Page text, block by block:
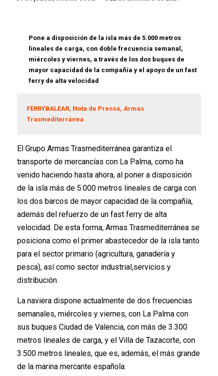
Pone a disposición de la isla más de 5.000 metros
lineales de carga, con doble frecuencia semanal,
miércoles y viernes, a través de los dos buques de
mayor capacidad de la compañía y el apoyo de un fast
ferry de alta velocidad
FERRYBALEAR, Nota de Prensa, Armas
Trasmediterránea
El Grupo Armas Trasmediterránea garantiza el
transporte de mercancías con La Palma, como ha
venido haciendo hasta ahora, al poner a disposición
de la isla más de 5.000 metros lineales de carga con
los dos barcos de mayor capacidad de la compañía,
además del refuerzo de un fast ferry de alta
velocidad. De esta forma, Armas Trasmediterránea se
posiciona como el primer abastecedor de la isla tanto
para el sector primario (agricultura, ganadería y
pesca), así como sector industrial,servicios y
distribución.
La naviera dispone actualmente de dos frecuencias
semanales, miércoles y viernes, con La Palma con
sus buques Ciudad de Valencia, con más de 3.300
metros lineales de carga, y el Villa de Tazacorte, con
3.500 metros lineales, que es, además, el más grande
de la marina mercante española.